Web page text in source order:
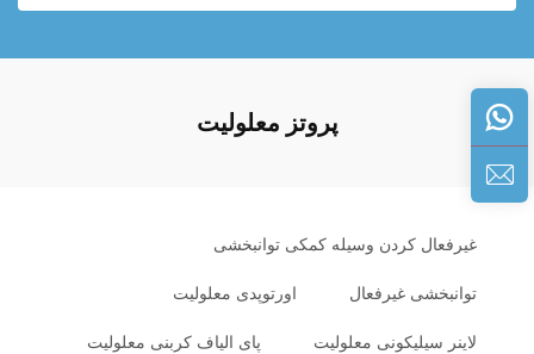
پروتز معلولیت
غیرفعال کردن وسیله کمکی توانبخشی
توانبخشی غیرفعال اورتوپدی معلولیت
لاینر سیلیکونی معلولیت پای الیاف کربنی معلولیت